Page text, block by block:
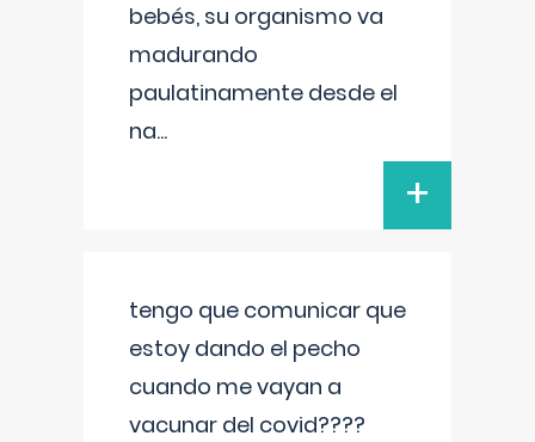
bebés, su organismo va
madurando
paulatinamente desde el
na...
+
tengo que comunicar que
estoy dando el pecho
cuando me vayan a
vacunar del covid????